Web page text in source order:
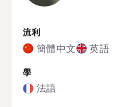
流利
簡體中文 英語
學
法語